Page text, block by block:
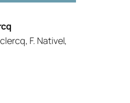
F. Nativel,